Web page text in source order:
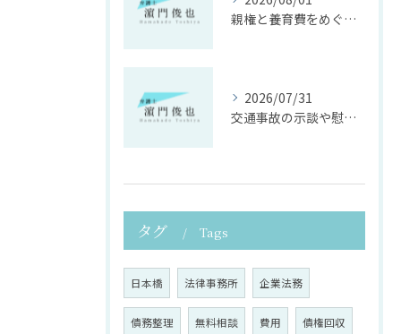
親権と養育費をめぐる法律支援の重要性
2026/07/31
交通事故の示談や慰謝料算定の具体的手法
タグ Tags
日本橋 法律事務所 企業法務
債務整理 無料相談 費用 債権回収